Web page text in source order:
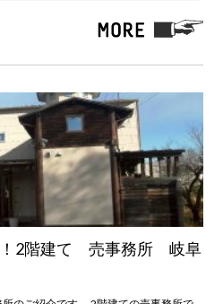
！2階建て 売事務所 岐阜